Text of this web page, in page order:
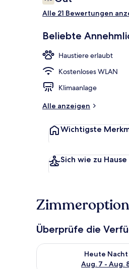
Alle 21 Bewertungen
Beliebte
Haustiere erlaubt
Kostenloses WLAN
Klimaanlage
Alle anzeigen
Wichtigste
Sich wie zu
Überprüfe die
Heute Nacht
Aug. 7 - Aug.
Überprüfe die